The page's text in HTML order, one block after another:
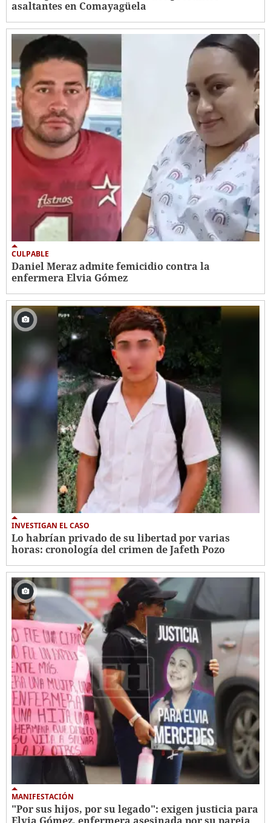
asaltantes en Comayagüela
CULPABLE
Daniel Meraz admite femicidio contra la
enfermera Elvia Gómez
INVESTIGAN EL CASO
Lo habrían privado de su libertad por varias
horas: cronología del crimen de Jafeth Pozo
MANIFESTACIÓN
"Por sus hijos, por su legado": exigen justicia para